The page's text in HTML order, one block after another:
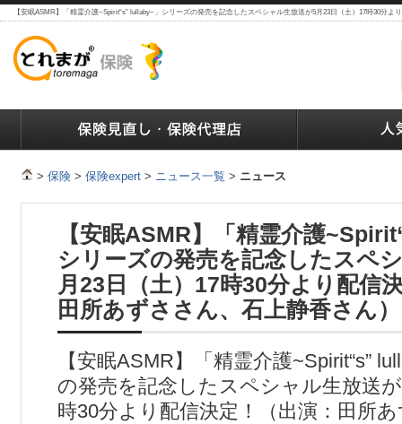
【安眠ASMR】「精霊介護~Spirit“s” lullaby~」シリーズの発売を記念したスペシャル生放送が5月23日（土）17時30分
> 保険 > 保険expert > ニュース一覧 > ニュース
【安眠ASMR】「精霊介護
シリーズの発売を記念したスペ
月23日（土）17時30分より配信
田所あずささん、石上静香さん）
【安眠ASMR】「精霊介護~Spirit“s”
の発売を記念したスペシャル生放送
時30分より配信決定！（出演：田所